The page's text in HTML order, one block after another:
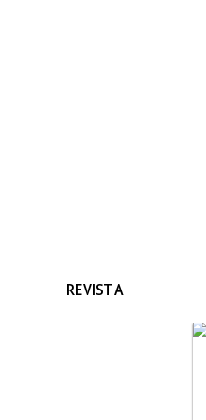
REVISTA